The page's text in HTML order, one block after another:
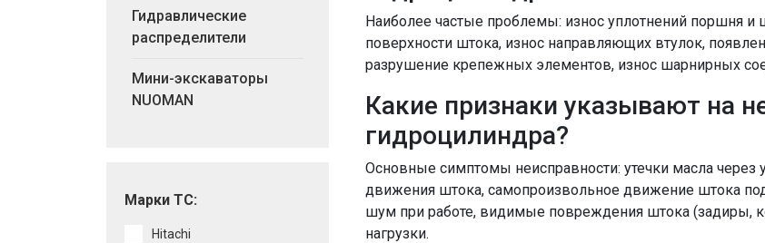
Гидравлические
распределители
Мини-экскаваторы
NUOMAN
Марки ТС:
Hitachi
Наиболее частые проблемы: износ уплотнений поршня и
поверхности штока, износ направляющих втулок,
разрушение крепежных элементов, износ шарнирных
Какие признаки указывают на
гидроцилиндра?
Основные симптомы неисправности: утечки масла
движения штока, самопроизвольное движение штока
шум при работе, видимые повреждения штока (задиры,
нагрузки.